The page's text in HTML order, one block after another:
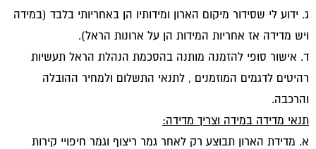
ג. ידוע לי שסידור מיקום הארון ומידותיו הן באחריותי בלבד (במידה
ויש מדידה אז אחריות המידות הן על ארונות הראל).
ד. אישור סופי להזמנה מותנה בהסכמת הנהלת הראל תעשיות
רהיטים לדגמים המוזמנים , לתנאי התשלום ולמחיר ההובלה
והרכבה.
תנאי מדידה במידה וצריך מדידה:
א. מדידת הארון תבוצע רק לאחר גמר ריצוף וגמר חיפויי קירות